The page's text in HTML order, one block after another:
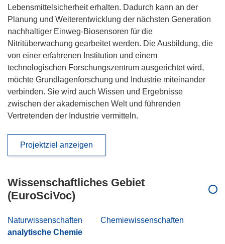
Lebensmittelsicherheit erhalten. Dadurch kann an der
Planung und Weiterentwicklung der nächsten Generation
nachhaltiger Einweg-Biosensoren für die
Nitritüberwachung gearbeitet werden. Die Ausbildung, die
von einer erfahrenen Institution und einem
technologischen Forschungszentrum ausgerichtet wird,
möchte Grundlagenforschung und Industrie miteinander
verbinden. Sie wird auch Wissen und Ergebnisse
zwischen der akademischen Welt und führenden
Vertretenden der Industrie vermitteln.
Projektziel anzeigen
Wissenschaftliches Gebiet
(EuroSciVoc)
Naturwissenschaften
Chemiewissenschaften
analytische Chemie